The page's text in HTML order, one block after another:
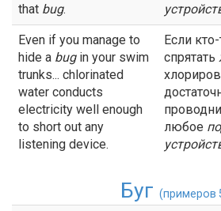
that bug.
Even if you manage to
hide a bugin your swim
trunks... chlorinated
water conducts
electricity well enough
to short out any
listening device.
Если
спрятать
любое
Буг (примеров